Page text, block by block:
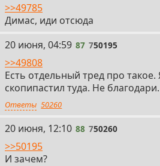
>>49785
Димас, иди отсюда
87
20 июня, 04:59 87 750195
>>49808
Есть отдельный тред про такое.
скопипастил туда. Не благодари.
Ответы 50260
88
20 июня, 12:10 88 750260
>>50195
И зачем?